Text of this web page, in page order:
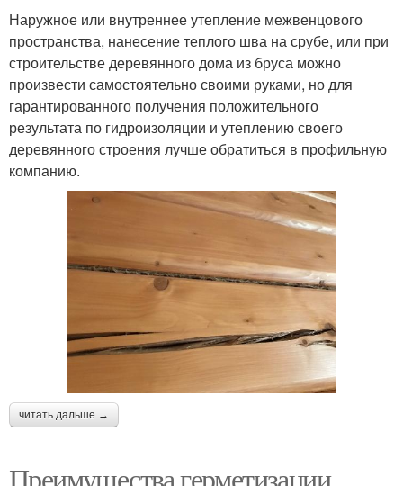
Наружное или внутреннее утепление межвенцового
пространства, нанесение теплого шва на срубе, или при
строительстве деревянного дома из бруса можно
произвести самостоятельно своими руками, но для
гарантированного получения положительного
результата по гидроизоляции и утеплению своего
деревянного строения лучше обратиться в профильную
компанию.
читать дальше →
Преимущества герметизации